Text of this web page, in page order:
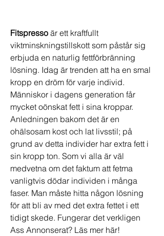
Fitspresso är ett kraftfullt
viktminskningstillskott som påstår sig
erbjuda en naturlig fettförbränning
lösning. Idag är trenden att ha en smal
kropp en dröm för varje individ.
Människor i dagens generation får
mycket oönskat fett i sina kroppar.
Anledningen bakom det är en
ohälsosam kost och lat livsstil; på
grund av detta individer har extra fett i
sin kropp ton. Som vi alla är väl
medvetna om det faktum att fetma
vanligtvis dödar individen i många
faser. Man måste hitta någon lösning
för att bli av med det extra fettet i ett
tidigt skede. Fungerar det verkligen
Ass Annonserat? Läs mer här!